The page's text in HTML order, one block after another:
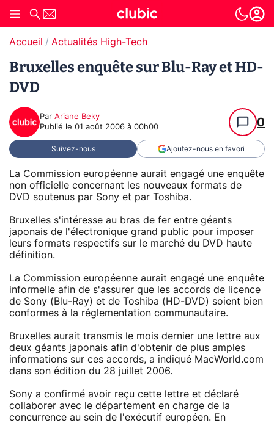
Accueil Actualités High-Tech
Bruxelles enquête sur Blu-Ray et HD-
DVD
Par Ariane Beky
Publié le 01 août 2006 à 00h00 0
Suivez-nous Ajoutez-nous en favori
La Commission européenne aurait engagé une enquête
non officielle concernant les nouveaux formats de
DVD soutenus par Sony et par Toshiba.
Bruxelles s'intéresse au bras de fer entre géants
japonais de l'électronique grand public pour imposer
leurs formats respectifs sur le marché du DVD haute
définition.
La Commission européenne aurait engagé une enquête
informelle afin de s'assurer que les accords de licence
de Sony (Blu-Ray) et de Toshiba (HD-DVD) soient bien
conformes à la réglementation communautaire.
Bruxelles aurait transmis le mois dernier une lettre aux
deux géants japonais afin d'obtenir de plus amples
informations sur ces accords, a indiqué MacWorld.com
dans son édition du 28 juillet 2006.
Sony a confirmé avoir reçu cette lettre et déclaré
collaborer avec le département en charge de la
concurrence au sein de l'exécutif européen. En